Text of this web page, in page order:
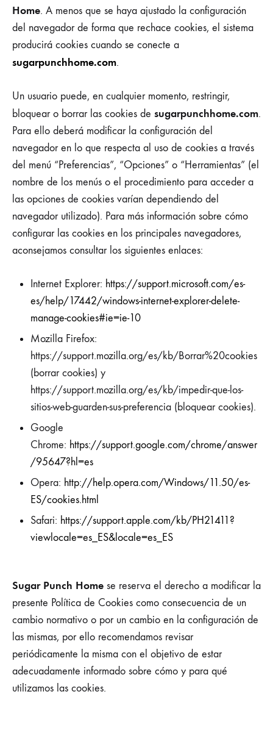
Home. A menos que se haya ajustado la configuración
del navegador de forma que rechace cookies, el sistema
producirá cookies cuando se conecte a
sugarpunchhome.com.
Un usuario puede, en cualquier momento, restringir,
bloquear o borrar las cookies de sugarpunchhome.com.
Para ello deberá modificar la configuración del
navegador en lo que respecta al uso de cookies a través
del menú “Preferencias”, “Opciones” o “Herramientas” (el
nombre de los menús o el procedimiento para acceder a
las opciones de cookies varían dependiendo del
navegador utilizado). Para más información sobre cómo
configurar las cookies en los principales navegadores,
aconsejamos consultar los siguientes enlaces:
Internet Explorer: https://support.microsoft.com/es-
es/help/17442/windows-internet-explorer-delete-
manage-cookies#ie=ie-10
Mozilla Firefox:
https://support.mozilla.org/es/kb/Borrar%20cookies
(borrar cookies) y
https://support.mozilla.org/es/kb/impedir-que-los-
sitios-web-guarden-sus-preferencia (bloquear cookies).
Google
Chrome: https://support.google.com/chrome/answer
/95647?hl=es
Opera: http://help.opera.com/Windows/11.50/es-
ES/cookies.html
Safari: https://support.apple.com/kb/PH21411?
viewlocale=es_ES&locale=es_ES
Sugar Punch Home se reserva el derecho a modificar la
presente Política de Cookies como consecuencia de un
cambio normativo o por un cambio en la configuración de
las mismas, por ello recomendamos revisar
periódicamente la misma con el objetivo de estar
adecuadamente informado sobre cómo y para qué
utilizamos las cookies.